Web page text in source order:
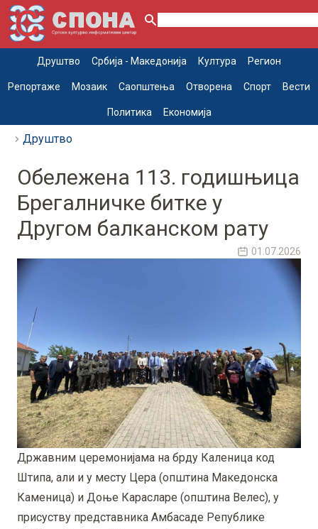
Друштво Србија - Македонија Култура Регион
Репортаже Мозаик Саопштења Отворена Спорт Вести
Политика Економија
Друштво
Обележена 113. годишњица
Брегалничке битке у
Другом балканском рату
01.07.2026
Државним церемонијама на брду Каленица код
Штипа, али и у месту Цера (општина Македонска
Каменица) и Доње Карасларе (општина Велес), у
присуству представника Амбасаде Републике